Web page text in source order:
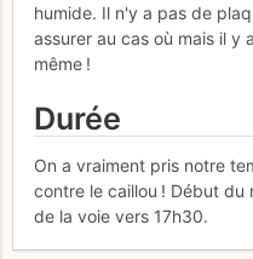
humide. Il n'y a pas de
assurer au cas où mais il y
même !
Durée
On a vraiment pris notre
contre le caillou ! Début du
de la voie vers 17h30.